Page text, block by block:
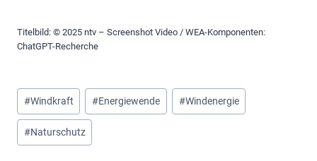
Titelbild: © 2025 ntv – Screenshot Video / WEA-Komponenten:
ChatGPT-Recherche
Schlagworte:
#Windkraft #Energiewende #Windenergie
#Naturschutz